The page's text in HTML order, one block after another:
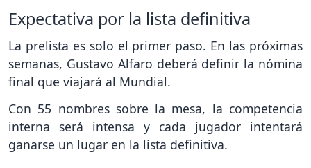
Expectativa por la lista definitiva
La prelista es solo el primer paso. En las próximas
semanas, Gustavo Alfaro deberá definir la nómina
final que viajará al Mundial.
Con 55 nombres sobre la mesa, la competencia
interna será intensa y cada jugador intentará
ganarse un lugar en la lista definitiva.